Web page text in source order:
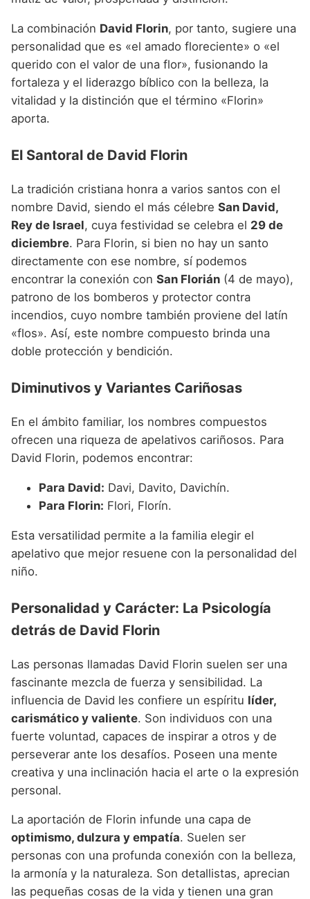
La combinación David Florin, por tanto, sugiere una
personalidad que es «el amado floreciente» o «el
querido con el valor de una flor», fusionando la
fortaleza y el liderazgo bíblico con la belleza, la
vitalidad y la distinción que el término «Florin»
aporta.
El Santoral de David Florin
La tradición cristiana honra a varios santos con el
nombre David, siendo el más célebre San David,
Rey de Israel, cuya festividad se celebra el 29 de
diciembre. Para Florin, si bien no hay un santo
directamente con ese nombre, sí podemos
encontrar la conexión con San Florián (4 de mayo),
patrono de los bomberos y protector contra
incendios, cuyo nombre también proviene del latín
«flos». Así, este nombre compuesto brinda una
doble protección y bendición.
Diminutivos y Variantes Cariñosas
En el ámbito familiar, los nombres compuestos
ofrecen una riqueza de apelativos cariñosos. Para
David Florin, podemos encontrar:
Para David: Davi, Davito, Davichín.
Para Florin: Flori, Florín.
Esta versatilidad permite a la familia elegir el
apelativo que mejor resuene con la personalidad del
niño.
Personalidad y Carácter: La Psicología
detrás de David Florin
Las personas llamadas David Florin suelen ser una
fascinante mezcla de fuerza y sensibilidad. La
influencia de David les confiere un espíritu líder,
carismático y valiente. Son individuos con una
fuerte voluntad, capaces de inspirar a otros y de
perseverar ante los desafíos. Poseen una mente
creativa y una inclinación hacia el arte o la expresión
personal.
La aportación de Florin infunde una capa de
optimismo, dulzura y empatía. Suelen ser
personas con una profunda conexión con la belleza,
la armonía y la naturaleza. Son detallistas, aprecian
las pequeñas cosas de la vida y tienen una gran